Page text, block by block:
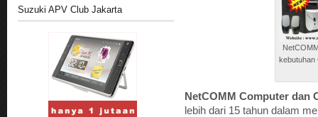
kebutuhan
NetCOMM Computer dan
lebih dari 15 tahun dalam
Suzuki APV Club Jakarta